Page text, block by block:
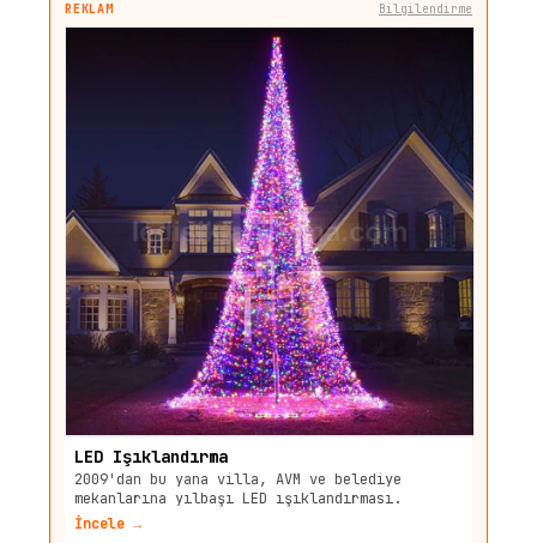
REKLAM Bilgilendirme
LED Işıklandırma
2009'dan bu yana villa, AVM ve belediye
mekanlarına yılbaşı LED ışıklandırması.
İncele →